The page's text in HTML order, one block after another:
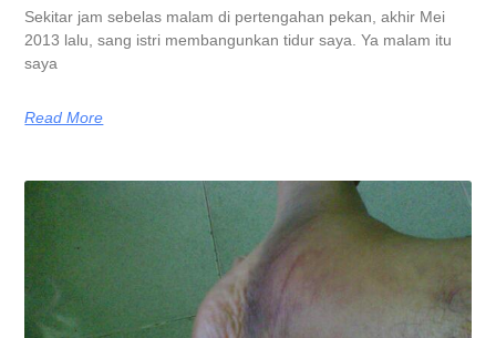
Sekitar jam sebelas malam di pertengahan pekan, akhir Mei
2013 lalu, sang istri membangunkan tidur saya. Ya malam itu
saya
Read More